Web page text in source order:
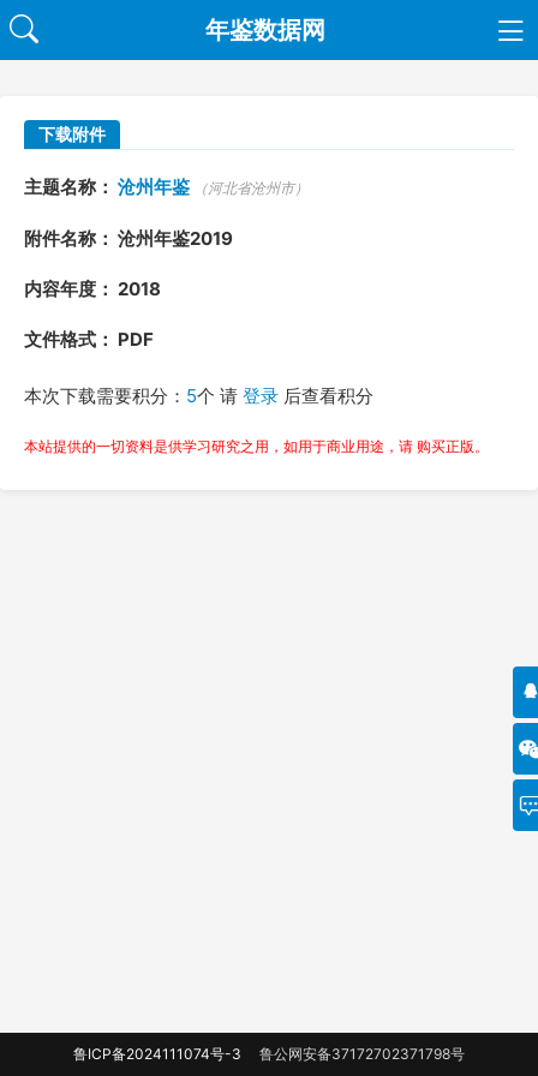
年鉴数据网
下载附件
主题名称： 沧州年鉴 （河北省沧州市）
附件名称： 沧州年鉴2019
内容年度： 2018
文件格式： PDF
本次下载需要积分： 5个 请 登录 后查看积分
本站提供的一切资料是供学习研究之用，如用于商业用途，请 购买正版。
鲁ICP备2024111074号-3 鲁公网安备37172702371798号